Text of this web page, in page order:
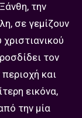
την
σε γεμίζουν
τον
και
εικόνα,
την μία